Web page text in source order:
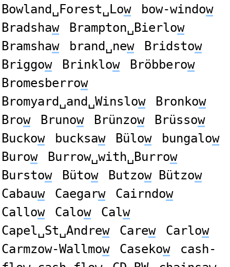
Bowland␣Forest␣Low bow-window
Bradshaw Brampton␣Bierlow
Bramshaw brand␣new Bridstow
Briggow Brinklow Bröbberow
Bromesberrow
Bromyard␣and␣Winslow Bronkow
Brow Brunow Brünzow Brüssow
Buckow bucksaw Bülow bungalow
Burow Burrow␣with␣Burrow
Burstow Bütow ButzowBützow
Cabauw Caegarw Cairndow
Callow Calow Calw
Capel␣St␣Andrew Carew Carlow
Carmzow-Wallmow Casekow
cash-